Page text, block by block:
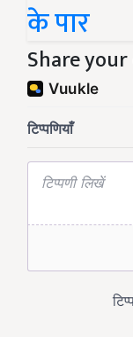
के पार
Share